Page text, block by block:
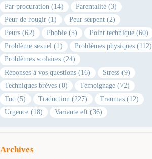
Par procuration (14)
Parentalité (3)
Peur de rougir (1)
Peur serpent (2)
Peurs (62)
Phobie (5)
Point technique (60)
Problème sexuel (1)
Problèmes physiques (112)
Problèmes scolaires (24)
Réponses à vos questions (16)
Stress (9)
Techniques brèves (0)
Témoignage (72)
Toc (5)
Traduction (227)
Traumas (12)
Urgence (18)
Variante eft (36)
Archives